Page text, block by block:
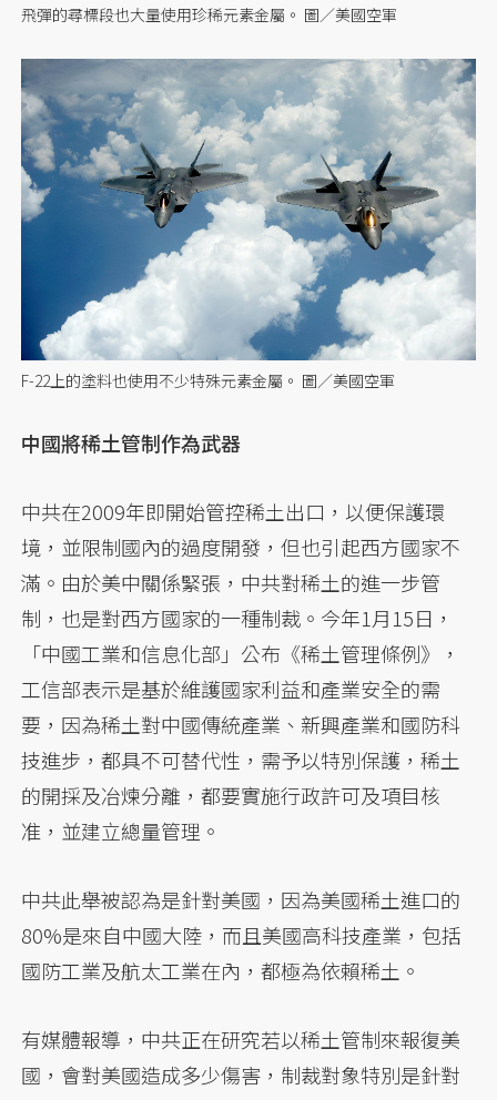
飛彈的尋標段也大量使用珍稀元素金屬。 圖／美國空軍
F-22上的塗料也使用不少特殊元素金屬。 圖／美國空軍
中國將稀土管制作為武器
中共在2009年即開始管控稀土出口，以便保護環
境，並限制國內的過度開發，但也引起西方國家不
滿。由於美中關係緊張，中共對稀土的進一步管
制，也是對西方國家的一種制裁。今年1月15日，
「中國工業和信息化部」公布《稀土管理條例》，
工信部表示是基於維護國家利益和產業安全的需
要，因為稀土對中國傳統產業、新興產業和國防科
技進步，都具不可替代性，需予以特別保護，稀土
的開採及冶煉分離，都要實施行政許可及項目核
准，並建立總量管理。
中共此舉被認為是針對美國，因為美國稀土進口的
80%是來自中國大陸，而且美國高科技產業，包括
國防工業及航太工業在內，都極為依賴稀土。
有媒體報導，中共正在研究若以稀土管制來報復美
國，會對美國造成多少傷害，制裁對象特別是針對